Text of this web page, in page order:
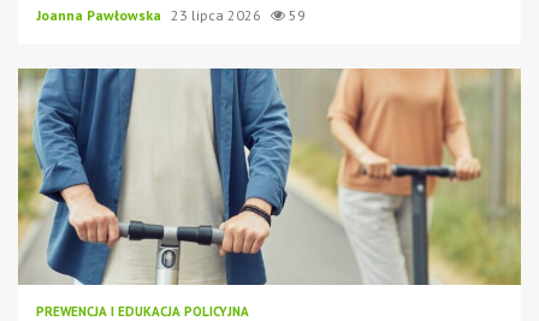
Joanna Pawłowska 23 lipca 2026 59
PREWENCJA I EDUKACJA POLICYJNA